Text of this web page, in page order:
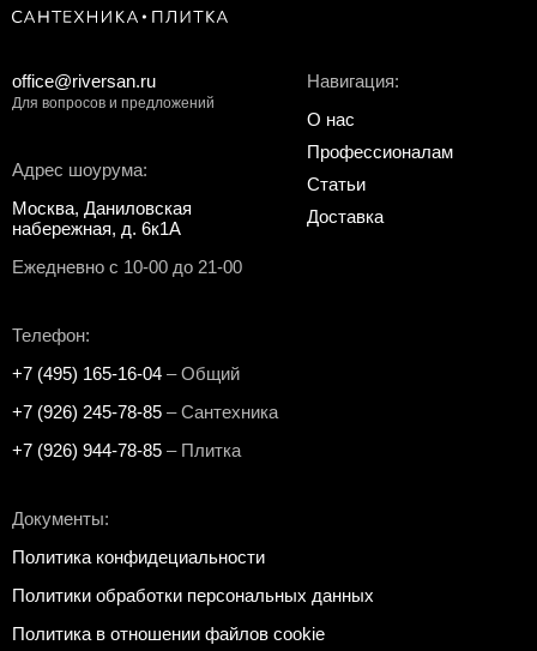
Адрес шоурума:
Москва, Даниловская
набережная, д. 6к1А
Ежедневно с 10-00 до 21-00
Телефон:
+7 (495) 165-16-04 – Общий
+7 (926) 245-78-85 – Сантехника
+7 (926) 944-78-85 – Плитка
Документы:
Политика конфидециальности
Политики обработки персональных данных
Политика в отношении файлов cookie
Навигация:
О нас
Профессионалам
Статьи
Доставка
office@riversan.ru
Для вопросов и предложений